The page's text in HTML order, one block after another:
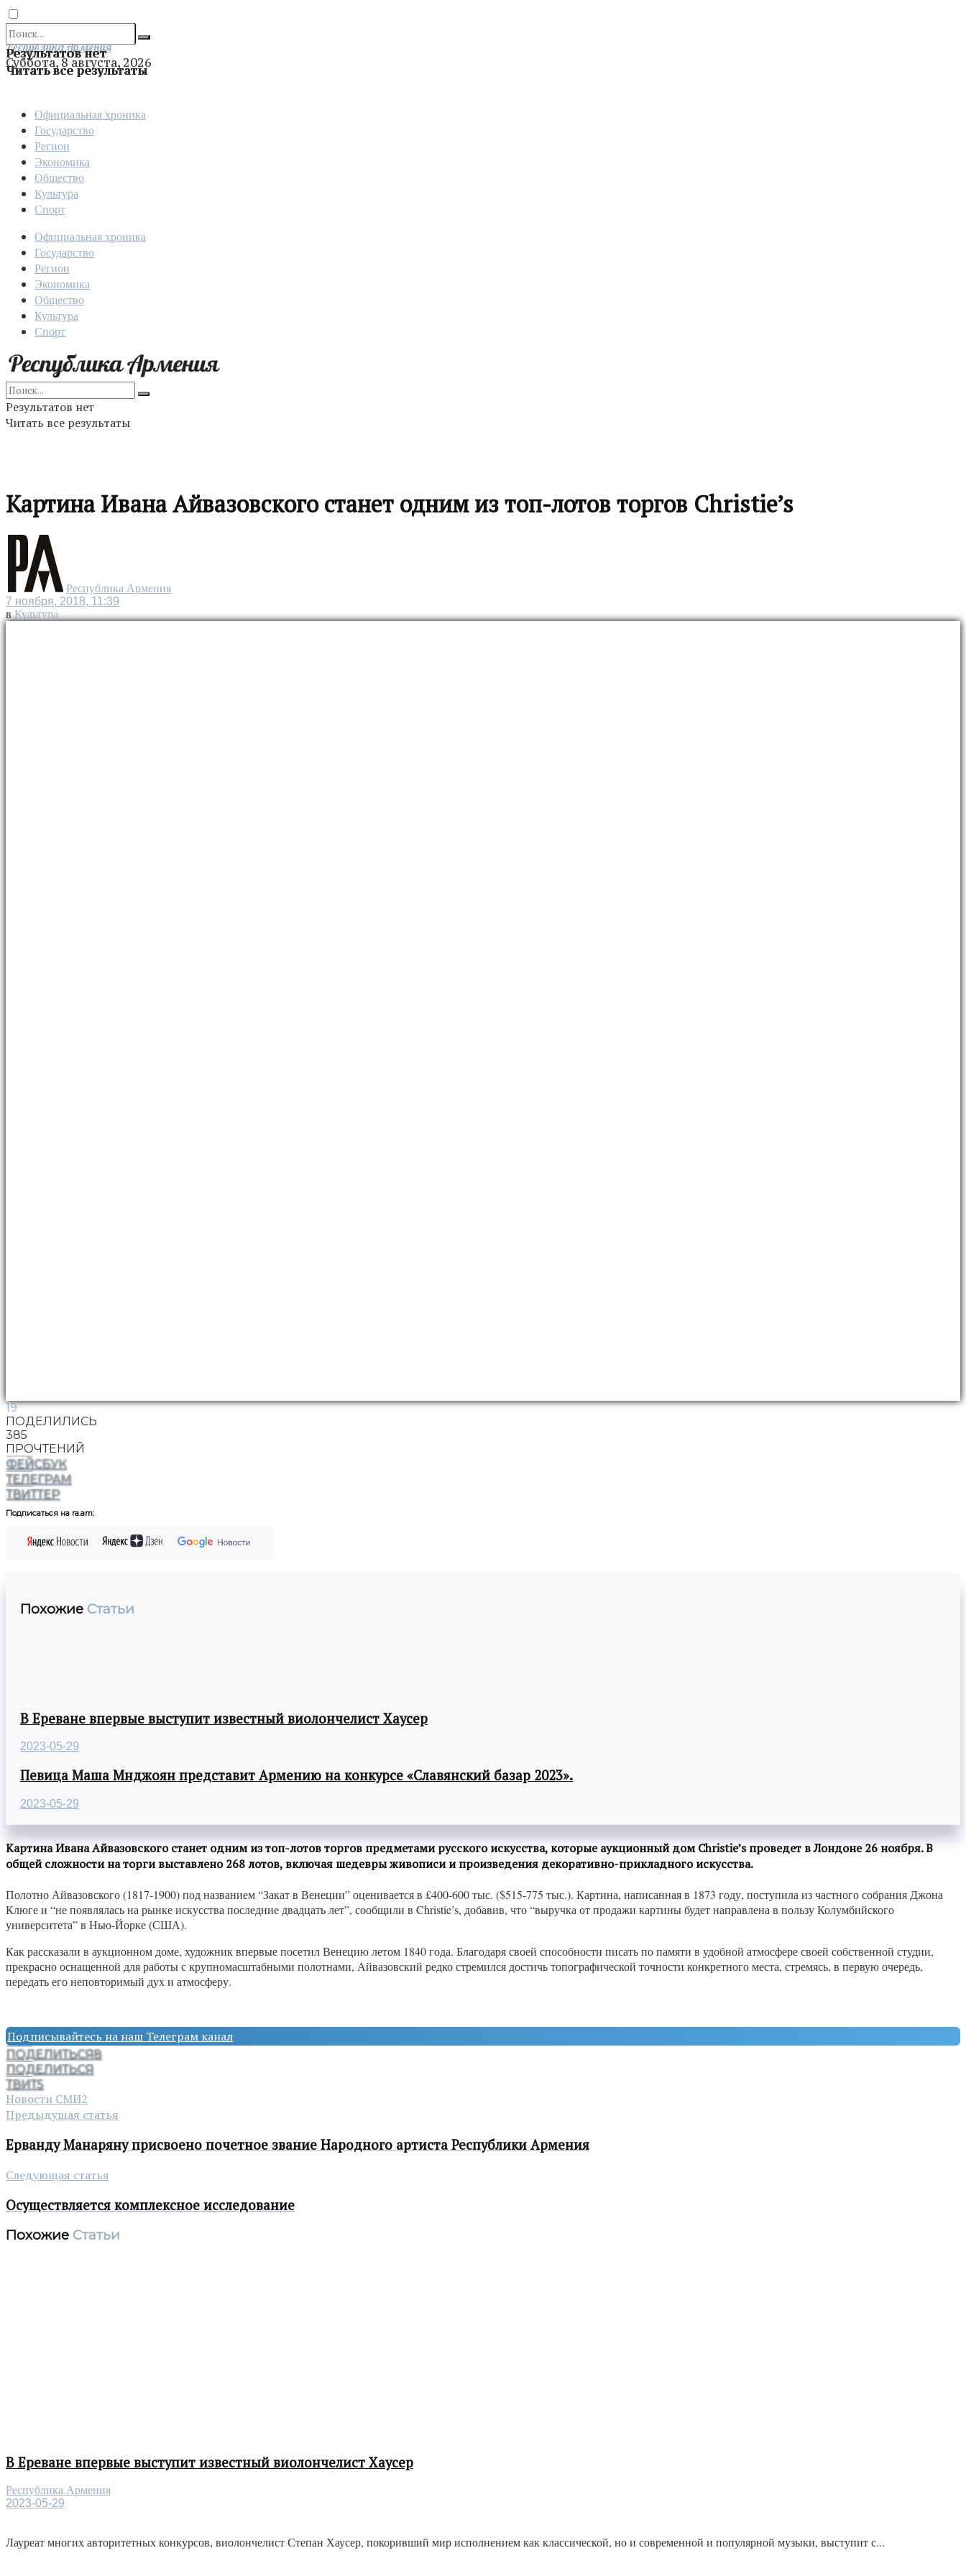
Результатов нет
Читать все результаты
Отправить
Республика Армения
Суббота, 8 августа, 2026
Официальная хроника
Государство
Регион
Экономика
Общество
Культура
Спорт
Официальная хроника
Государство
Регион
Экономика
Общество
Культура
Спорт
Результатов нет
Читать все результаты
Картина Ивана Айвазовского станет одним из топ-лотов торгов Christie’s
Республика Армения
7 ноября, 2018, 11:39
в Культура
19
ПОДЕЛИЛИСЬ
385
ПРОЧТЕНИЙ
ФЕЙСБУК
ТЕЛЕГРАМ
ТВИТТЕР
Подписаться на ra.am:
Похожие Статьи
В Ереване впервые выступит известный виолончелист Хаусер
2023-05-29
Певица Маша Мнджоян представит Армению на конкурсе «Славянский базар 2023».
2023-05-29
Картина Ивана Айвазовского станет одним из топ-лотов торгов предметами русского искусства, которые аукционный дом Christie’s проведет в Лондоне 26 ноября. В
общей сложности на торги выставлено 268 лотов, включая шедевры живописи и произведения декоративно-прикладного искусства.
Полотно Айвазовского (1817-1900) под названием “Закат в Венеции” оценивается в £400-600 тыс. ($515-775 тыс.). Картина, написанная в 1873 году, поступила из частного собрания Джона
Клюге и “не появлялась на рынке искусства последние двадцать лет”, сообщили в Christie’s, добавив, что “выручка от продажи картины будет направлена в пользу Колумбийского
университета” в Нью-Йорке (США).
Как рассказали в аукционном доме, художник впервые посетил Венецию летом 1840 года. Благодаря своей способности писать по памяти в удобной атмосфере своей собственной студии,
прекрасно оснащенной для работы с крупномасштабными полотнами, Айвазовский редко стремился достичь топографической точности конкретного места, стремясь, в первую очередь,
передать его неповторимый дух и атмосферу.
Подписывайтесь на наш Телеграм канал
ПОДЕЛИТЬСЯ8
ПОДЕЛИТЬСЯ
ТВИТ5
Новости СМИ2
Предыдущая статья
Ерванду Манаряну присвоено почетное звание Народного артиста Республики Армения
Следующая статья
Осуществляется комплексное исследование
Похожие Статьи
В Ереване впервые выступит известный виолончелист Хаусер
Республика Армения
2023-05-29
Лауреат многих авторитетных конкурсов, виолончелист Степан Хаусер, покоривший мир исполнением как классической, но и современной и популярной музыки, выступит с...